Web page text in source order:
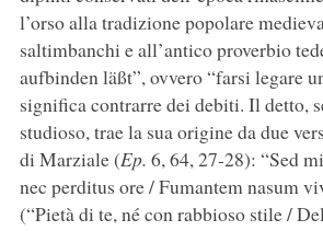
l’orso alla tradizione popolare
saltimbanchi e all’antico proverbio
aufbinden läßt”, ovvero “farsi legare
significa contrarre dei debiti. Il detto,
studioso, trae la sua origine da due
di Marziale (Ep. 6, 64, 27-28): “Sed
nec perditus ore / Fumantem nasum
(“Pietà di te, né con rabbioso stile /